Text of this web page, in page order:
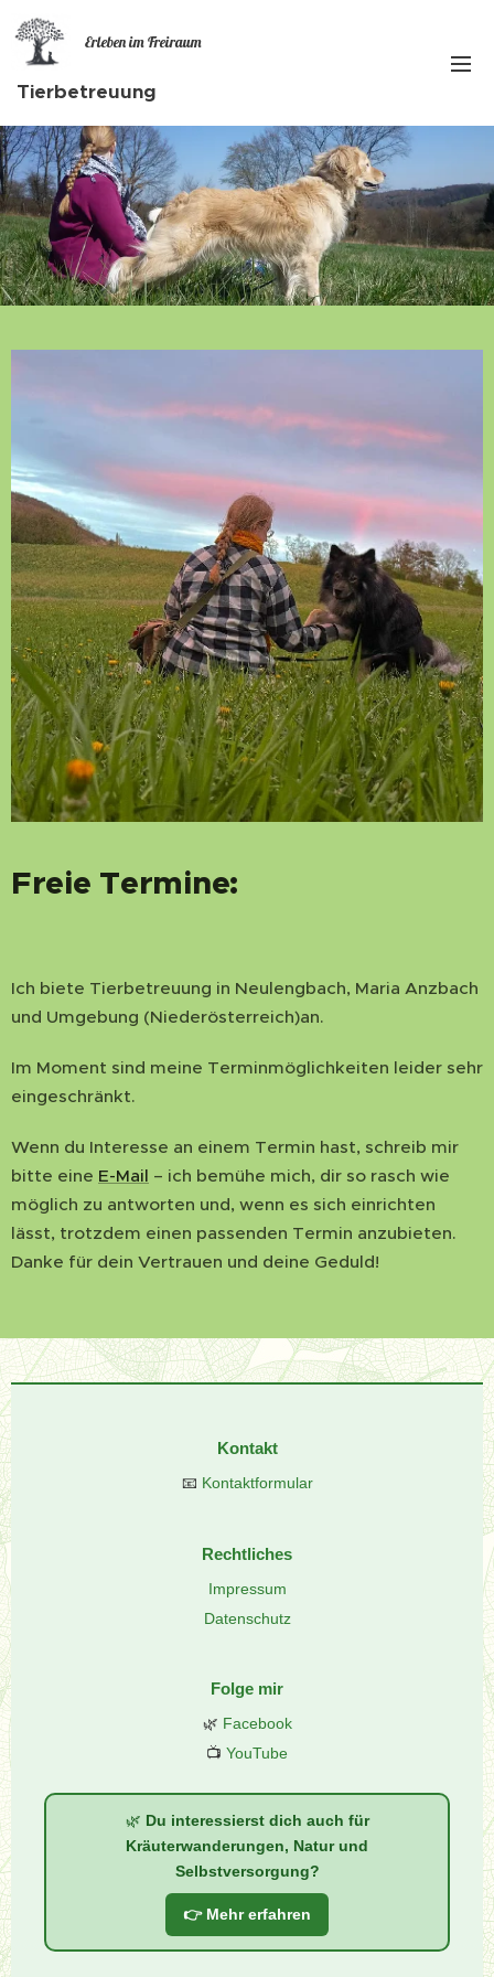
Erleben im Freiraum
Tierbetreuung
Freie Termine:
Ich biete Tierbetreuung in Neulengbach, Maria Anzbach
und Umgebung (Niederösterreich)an.
Im Moment sind meine Terminmöglichkeiten leider sehr
eingeschränkt.
Wenn du Interesse an einem Termin hast, schreib mir
bitte eine E-Mail – ich bemühe mich, dir so rasch wie
möglich zu antworten und, wenn es sich einrichten
lässt, trotzdem einen passenden Termin anzubieten.
Danke für dein Vertrauen und deine Geduld!
Kontakt
📧 Kontaktformular
Rechtliches
Impressum
Datenschutz
Folge mir
🌿 Facebook
📺 YouTube
🌿 Du interessierst dich auch für
Kräuterwanderungen, Natur und
Selbstversorgung?
👉 Mehr erfahren